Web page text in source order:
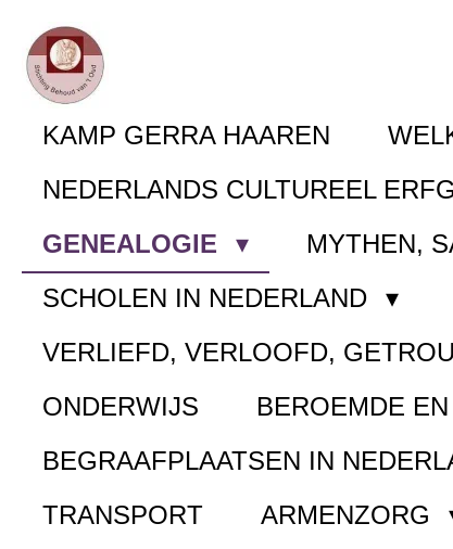
Ga
direct
naar
hoofdinhoud
KAMP GERRA HAAREN
NEDERLANDS CULTUREEL
GENEALOGIE
MYTHEN,
SCHOLEN IN NEDERLAND
VERLIEFD, VERLOOFD,
ONDERWIJS
BEROEMDE
BEGRAAFPLAATSEN IN
TRANSPORT
ARMENZORG